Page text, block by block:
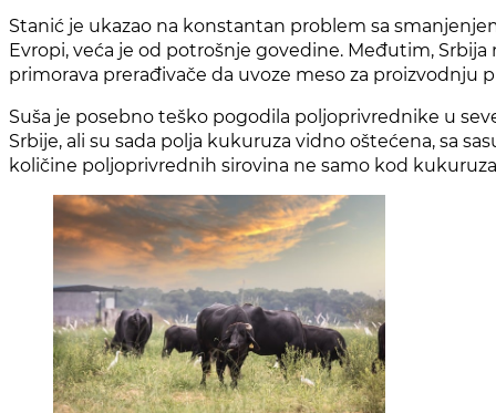
Stanić je ukazao na konstantan problem sa
Evropi, veća je od potrošnje govedine. Međutim,
primorava prerađivače da uvoze meso za proizvodnju
Suša je posebno teško pogodila poljoprivrednike u
Srbije, ali su sada polja kukuruza vidno oštećena, sa
količine poljoprivrednih sirovina ne samo kod